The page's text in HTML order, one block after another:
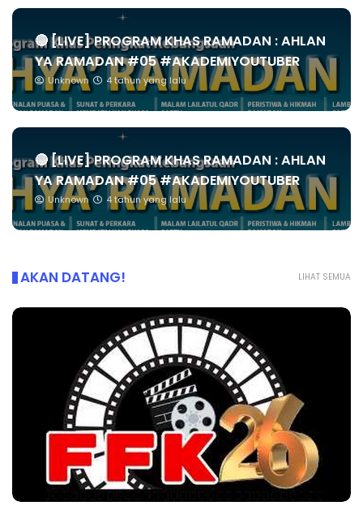
🔴 [LIVE] PROGRAM KHAS RAMADAN : AHLAN
YA RAMADAN #05 #AKADEMIYOUTUBER
Unknown 4 tahun yang lalu
🔴 [LIVE] PROGRAM KHAS RAMADAN : AHLAN
YA RAMADAN #05 #AKADEMIYOUTUBER
Unknown 4 tahun yang lalu
LIHAT SEMUA
AKAN DATANG!